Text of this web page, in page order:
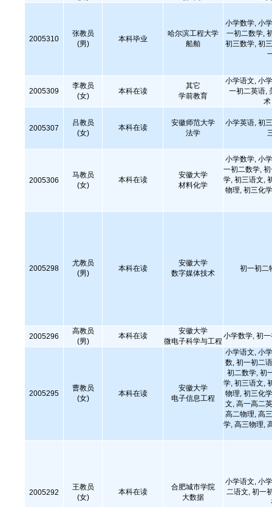
2005310
张教员
(男)
本科毕业
哈尔滨工程大学
船舶
小学数学, 小
一初二数学,
初三数学, 初
2005309
李教员
(女)
本科在读
其它
学前教育
小学语文, 小
一初二英语,
2005307
吕教员
(女)
本科在读
安徽师范大学
法学
小学英语, 初
2005306
马教员
(女)
本科在读
安徽大学
材料化学
小学数学, 小
一初二数学,
学, 初三语文,
物理, 初三化
2005298
尤教员
(男)
本科在读
安徽大学
数字媒体技术
初一初二
2005296
高教员
(男)
本科在读
安徽大学
微电子科学与工程
小学数学, 初
2005295
曹教员
(女)
本科在读
安徽大学
电子信息工程
小学语文, 小
数, 初一初二
初二数学, 初
学, 初三语文,
物理, 初三化
文, 高一高二
高二物理, 高
学, 高三物理,
2005292
王教员
(女)
本科在读
合肥城市学院
大数据
小学语文, 小
二语文, 初一